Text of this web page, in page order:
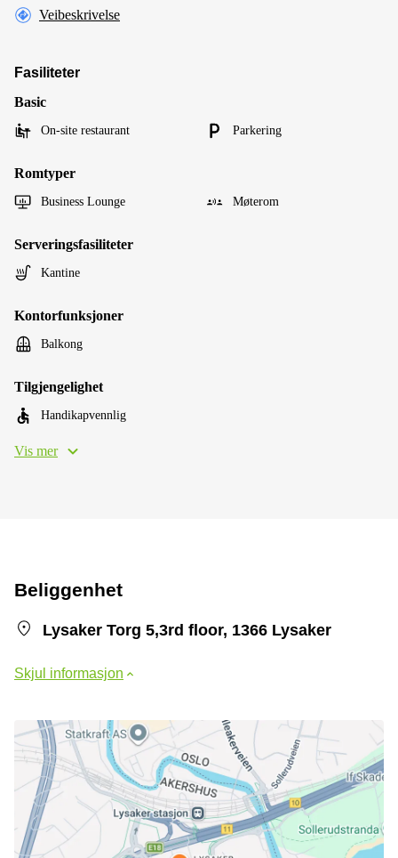
Veibeskrivelse
Fasiliteter
Basic
On-site restaurant Parkering
Romtyper
Business Lounge Møterom
Serveringsfasiliteter
Kantine
Kontorfunksjoner
Balkong
Tilgjengelighet
Handikapvennlig
Vis mer
Beliggenhet
Lysaker Torg 5,3rd floor, 1366 Lysaker
Skjul informasjon